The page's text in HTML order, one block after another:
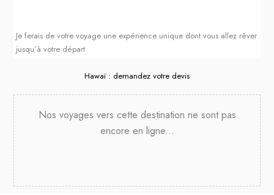
Je ferais de votre voyage une expérience unique dont vous allez rêver
jusqu’à votre départ.
Hawaï : demandez votre devis
Nos voyages vers cette destination ne sont pas
encore en ligne...